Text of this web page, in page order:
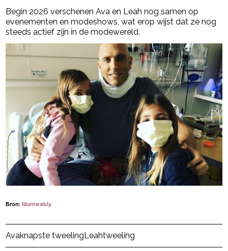
Begin 2026 verschenen Ava en Leah nog samen op
evenementen en modeshows, wat erop wijst dat ze nog
steeds actief zijn in de modewereld.
Bron:Illumeably
Avaknapste tweelingLeahtweeling